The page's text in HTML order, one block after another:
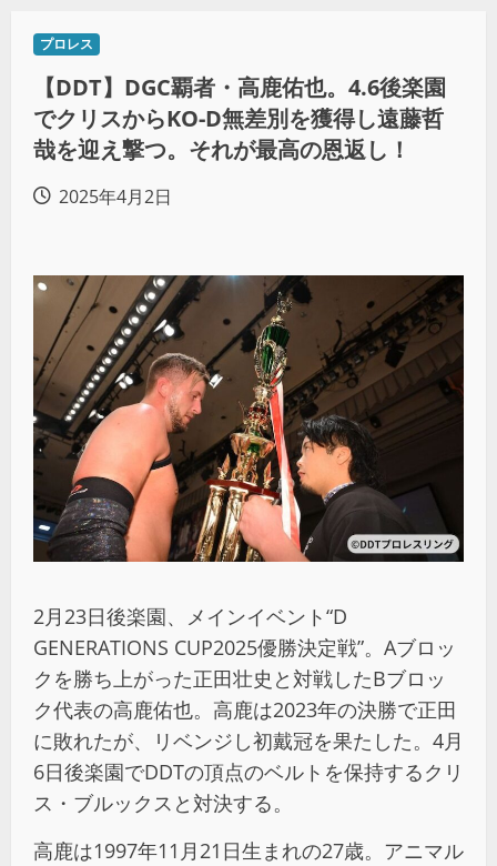
プロレス
【DDT】DGC覇者・高鹿佑也。4.6後楽園
でクリスからKO-D無差別を獲得し遠藤哲
哉を迎え撃つ。それが最高の恩返し！
2025年4月2日
2月23日後楽園、メインイベント“D
GENERATIONS CUP2025優勝決定戦”。Aブロッ
クを勝ち上がった正田壮史と対戦したBブロッ
ク代表の高鹿佑也。高鹿は2023年の決勝で正田
に敗れたが、リベンジし初戴冠を果たした。4月
6日後楽園でDDTの頂点のベルトを保持するクリ
ス・ブルックスと対決する。
高鹿は1997年11月21日生まれの27歳。アニマル